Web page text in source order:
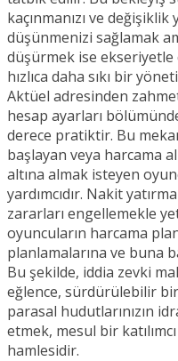
kaçınmanızı ve
düşünmenizi sağlamak
düşürmek ise
hızlıca daha sıkı bir
Aktüel adresinden
hesap ayarları
derece pratiktir. Bu
başlayan veya harcama
altına almak isteyen
yardımcıdır. Nakit
zararları engellemekle
oyuncuların harcama
planlamalarına ve buna
Bu şekilde, iddia zevki
eğlence, sürdürülebilir
parasal hudutlarınızın
etmek, mesul bir
hamlesidir.